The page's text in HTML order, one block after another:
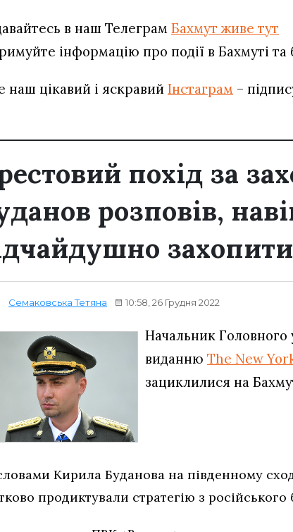
в наш Телеграм Бахмут живе тут
інформацію про події в Бахмуті та
наш цікавий і яскравий Інстаграм –
похід за
розповів,
Семаковська Тетяна 10:58, 26 Грудня 2022
Начальник Головного
виданню The New
зациклилися на
Кирила Буданова на південному
продиктували стратегію з російського